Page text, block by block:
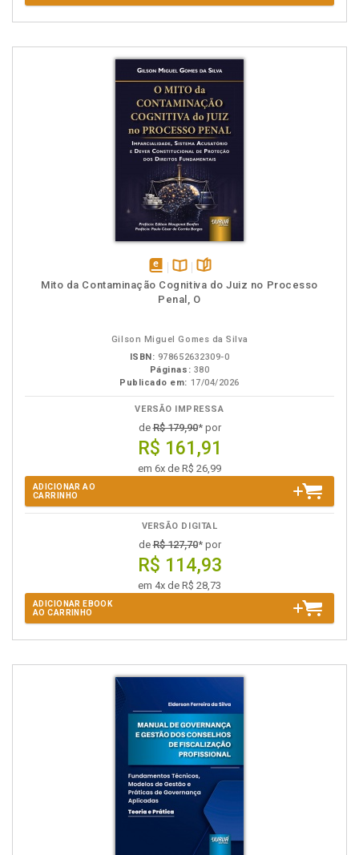
disponível
em
Disponível
na
páginas
Mito da Contaminação Cognitiva do Juiz no Processo
Penal, O
Gilson Miguel Gomes da Silva
ISBN: 978652632309-0
Páginas: 380
Publicado em: 17/04/2026
VERSÃO IMPRESSA
deR$ 179,90* por
R$ 161,91
em 6x de R$ 26,99
ADICIONAR AO
CARRINHO
VERSÃO DIGITAL
deR$ 127,70* por
R$ 114,93
em 4x de R$ 28,73
ADICIONAR EBOOK
AO CARRINHO